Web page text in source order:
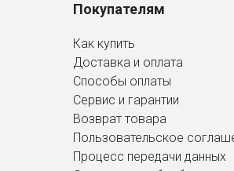
Покупателям
Как купить
Доставка и оплата
Способы оплаты
Сервис и гарантии
Возврат товара
Пользовательское
Процесс передачи данных